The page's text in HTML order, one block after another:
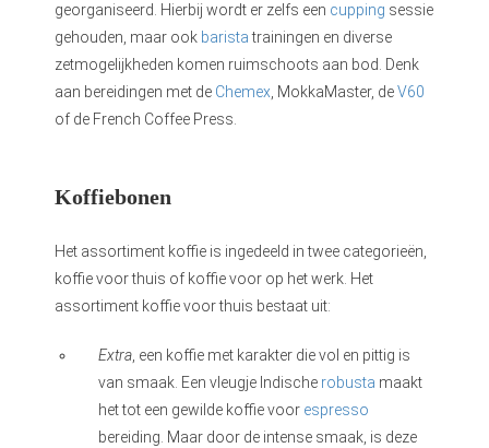
georganiseerd. Hierbij wordt er zelfs een cupping sessie
gehouden, maar ook baristatrainingen en diverse
zetmogelijkheden komen ruimschoots aan bod. Denk
aan bereidingen met de Chemex , MokkaMaster, deV60
of de French Coffee Press.
Koffiebonen
Het assortiment koffie is ingedeeld in twee categorieën,
koffie voor thuis of koffie voor op het werk. Het
assortiment koffie voor thuis bestaat uit:
Extra , een koffie met karakter die vol en pittig is
van smaak. Een vleugje Indische robusta maakt
het tot een gewilde koffie voor espresso
bereiding. Maar door de intense smaak, is deze